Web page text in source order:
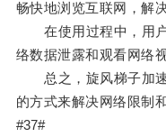
畅快地浏览互联网，解
在使用过程中，用户
络数据泄露和观看网络
总之，旋风梯子加速
的方式来解决网络限制
#37#